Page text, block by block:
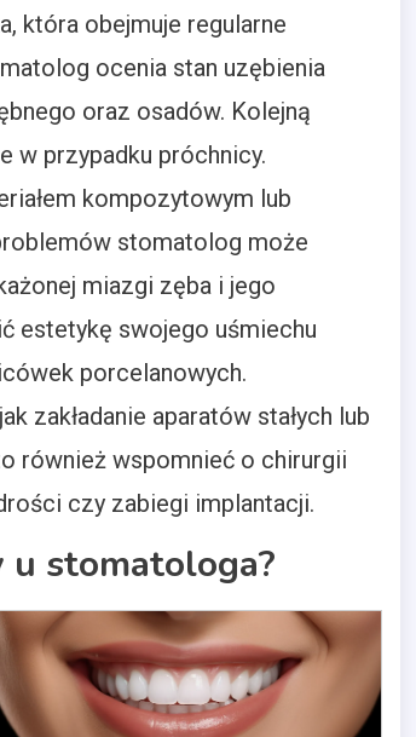
która obejmuje regularne
ocenia stan uzębienia
oraz osadów. Kolejną
w przypadku próchnicy.
kompozytowym lub
stomatolog może
miazgi zęba i jego
estetykę swojego uśmiechu
porcelanowych.
zakładanie aparatów stałych lub
również wspomnieć o chirurgii
czy zabiegi implantacji.
u stomatologa?